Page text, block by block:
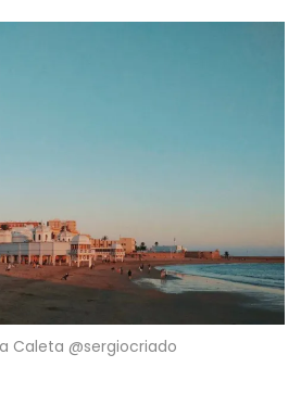
Caleta @sergiocriado